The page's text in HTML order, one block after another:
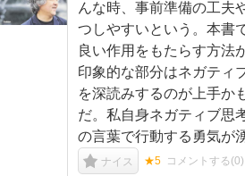
んな時、事前準備の工夫
つしやすいという。本書
良い作用をもたらす方法
印象的な部分はネガティ
を深読みするのが上手か
だ。私自身ネガティブ思
の言葉で行動する勇気が
ナイス ★5 コメントする(0)